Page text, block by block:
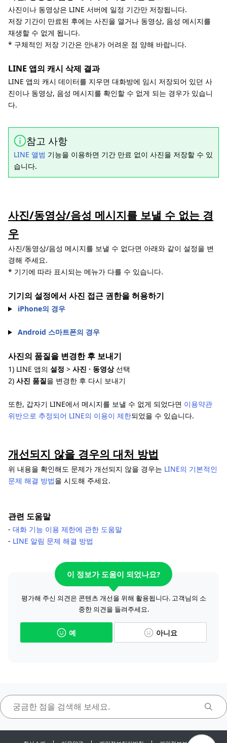
사진이나 동영상은 LINE 서버에 일정 기간만 저장됩니다.
저장 기간이 만료된 후에는 사진을 열거나 동영상, 음성 메시지를
재생할 수 없게 됩니다.
* 구체적인 저장 기간은 안내가 어려운 점 양해 바랍니다.
LINE 앱의 캐시 삭제 결과
LINE 앱의 캐시 데이터를 지우면 대화방에 임시 저장되어 있던 사
진이나 동영상, 음성 메시지를 확인할 수 없게 되는 경우가 있습니
다.
참고 사항
LINE 앨범 기능을 이용하면 기간 만료 없이 사진을 저장할 수 있
습니다.
사진/동영상/음성 메시지를 보낼 수 없는 경
우
사진/동영상/음성 메시지를 보낼 수 없다면 아래와 같이 설정을 변
경해 주세요.
* 기기에 따라 표시되는 메뉴가 다를 수 있습니다.
기기의 설정에서 사진 접근 권한을 허용하기
iPhone의 경우
Android 스마트폰의 경우
사진의 품질을 변경한 후 보내기
1) LINE 앱의 설정 > 사진 · 동영상선택
2) 사진 품질을 변경한 후 다시 보내기
또한, 갑자기 LINE에서 메시지를 보낼 수 없게 되었다면 이용약관
위반으로 추정되어 LINE의 이용이 제한되었을 수 있습니다.
개선되지 않을 경우의 대처 방법
위 내용을 확인해도 문제가 개선되지 않을 경우는 LINE의 기본적인
문제 해결 방법을 시도해 주세요.
관련 도움말
- 대화 기능 이용 제한에 관한 도움말
- LINE 알림 문제 해결 방법
이 정보가 도움이 되었나요?
평가해 주신 의견은 콘텐츠 개선을 위해 활용됩니다. 고객님의 소
중한 의견을 들려주세요.
예 아니요